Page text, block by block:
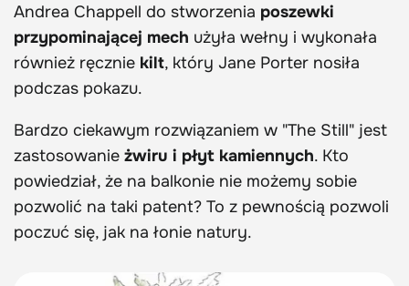
Andrea Chappell do stworzenia poszewki
przypominającej mech użyła wełny i wykonała
również ręcznie kilt, który Jane Porter nosiła
podczas pokazu.
Bardzo ciekawym rozwiązaniem w "The Still" jest
zastosowanie żwiru i płyt kamiennych. Kto
powiedział, że na balkonie nie możemy sobie
pozwolić na taki patent? To z pewnością pozwoli
poczuć się, jak na łonie natury.